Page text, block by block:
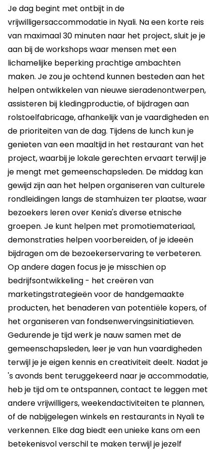
Je dag begint met ontbijt in de
vrijwilligersaccommodatie in Nyali. Na een korte reis
van maximaal 30 minuten naar het project, sluit je je
aan bij de workshops waar mensen met een
lichamelijke beperking prachtige ambachten
maken. Je zou je ochtend kunnen besteden aan het
helpen ontwikkelen van nieuwe sieradenontwerpen,
assisteren bij kledingproductie, of bijdragen aan
rolstoelfabricage, afhankelijk van je vaardigheden en
de prioriteiten van de dag. Tijdens de lunch kun je
genieten van een maaltijd in het restaurant van het
project, waarbij je lokale gerechten ervaart terwijl je
je mengt met gemeenschapsleden. De middag kan
gewijd zijn aan het helpen organiseren van culturele
rondleidingen langs de stamhuizen ter plaatse, waar
bezoekers leren over Kenia's diverse etnische
groepen. Je kunt helpen met promotiemateriaal,
demonstraties helpen voorbereiden, of je ideeën
bijdragen om de bezoekerservaring te verbeteren.
Op andere dagen focus je je misschien op
bedrijfsontwikkeling - het creëren van
marketingstrategieën voor de handgemaakte
producten, het benaderen van potentiële kopers, of
het organiseren van fondsenwervingsinitiatieven.
Gedurende je tijd werk je nauw samen met de
gemeenschapsleden, leer je van hun vaardigheden
terwijl je je eigen kennis en creativiteit deelt. Nadat je
's avonds bent teruggekeerd naar je accommodatie,
heb je tijd om te ontspannen, contact te leggen met
andere vrijwilligers, weekendactiviteiten te plannen,
of de nabijgelegen winkels en restaurants in Nyali te
verkennen. Elke dag biedt een unieke kans om een
betekenisvol verschil te maken terwijl je jezelf